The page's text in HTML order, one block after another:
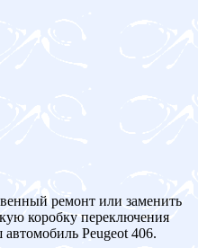
ремонт или заменить
коробку переключения
Peugeot 406.